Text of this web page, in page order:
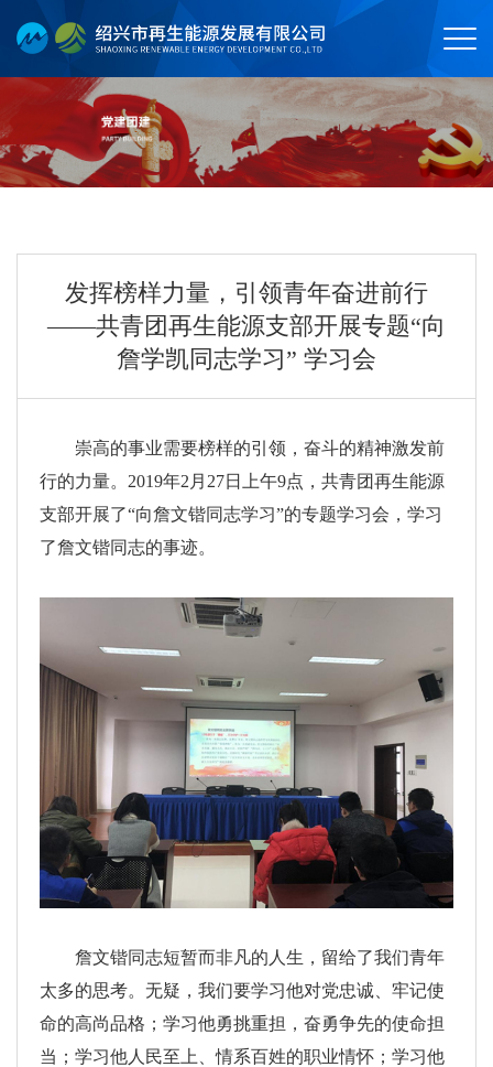
发挥榜样力量，引领青年奋进前行
——共青团再生能源支部开展专题“向
詹学凯同志学习” 学习会
崇高的事业需要榜样的引领，奋斗的精神激发前
行的力量。2019年2月27日上午9点，共青团再生能源
支部开展了“向詹文锴同志学习”的专题学习会，学习
了詹文锴同志的事迹。
詹文锴同志短暂而非凡的人生，留给了我们青年
太多的思考。无疑，我们要学习他对党忠诚、牢记使
命的高尚品格；学习他勇挑重担，奋勇争先的使命担
当；学习他人民至上、情系百姓的职业情怀；学习他